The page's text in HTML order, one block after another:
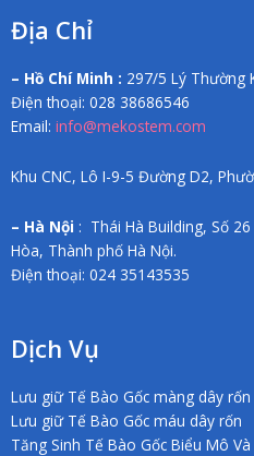
Địa Chỉ
– Hồ Chí Minh : 297/5 Lý Thường
Điện thoại: 028 38686546
Email: info@mekostem.com
Khu CNC, Lô I-9-5 Đường D2,
– Hà Nội : Thái Hà Building, Số
Hòa, Thành phố Hà Nội.
Điện thoại: 024 35143535
Dịch Vụ
Lưu giữ Tế Bào Gốc màng dây rốn
Lưu giữ Tế Bào Gốc máu dây rốn
Tăng Sinh Tế Bào Gốc Biểu Mô